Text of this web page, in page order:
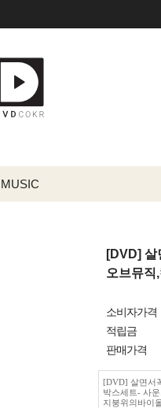
MUSIC
[DVD] 살
오브뮤직
소비자가격
적립금
판매가격
[DVD] 살면서
박스세트- 사
지붕위의바이